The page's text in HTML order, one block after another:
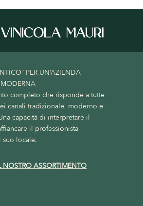
PER UN’AZIENDA
completo che risponde a tutte
canali tradizionale, moderno e
capacità di interpretare il
il professionista
suo locale.
NOSTRO ASSORTIMENTO